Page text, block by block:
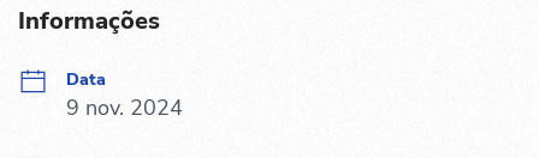
Informações
Data
9 nov. 2024